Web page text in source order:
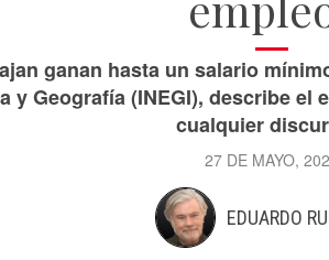
ganan hasta un salario
y Geografía (INEGI), describe
cualquier
27 DE MAYO,
EDUARDO